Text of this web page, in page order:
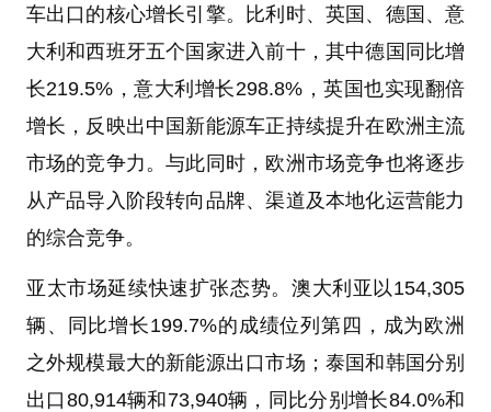
车出口的核心增长引擎。比利时、英国、德国、意
大利和西班牙五个国家进入前十，其中德国同比增
长219.5%，意大利增长298.8%，英国也实现翻倍
增长，反映出中国新能源车正持续提升在欧洲主流
市场的竞争力。与此同时，欧洲市场竞争也将逐步
从产品导入阶段转向品牌、渠道及本地化运营能力
的综合竞争。
亚太市场延续快速扩张态势。澳大利亚以154,305
辆、同比增长199.7%的成绩位列第四，成为欧洲
之外规模最大的新能源出口市场；泰国和韩国分别
出口80,914辆和73,940辆，同比分别增长84.0%和